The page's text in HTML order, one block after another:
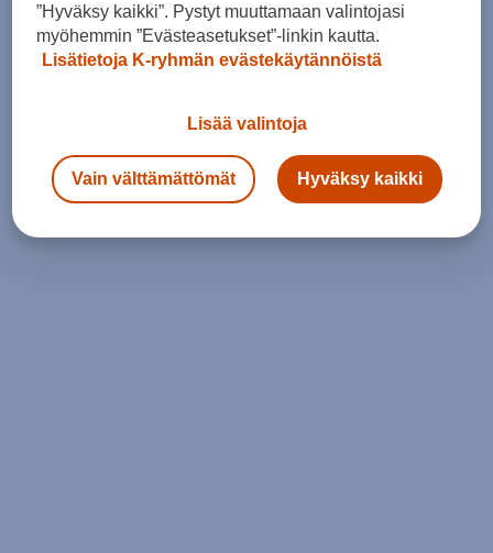
”Hyväksy kaikki”. Pystyt muuttamaan valintojasi
myöhemmin ”Evästeasetukset”-linkin kautta.
Lisätietoja K-ryhmän evästekäytännöistä
Lisää valintoja
Vain välttämättömät Hyväksy kaikki